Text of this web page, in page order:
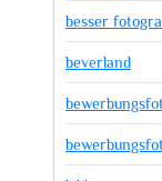
besser
beverland